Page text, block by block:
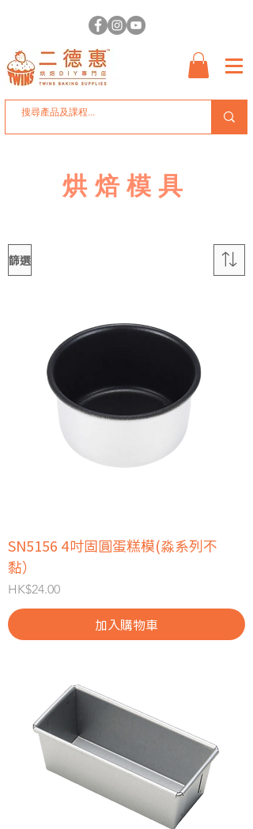
烘焙模具
篩選
SN5156 4吋固圓蛋糕模(淼系列不
黏）
價格
HK$24.00
加入購物車